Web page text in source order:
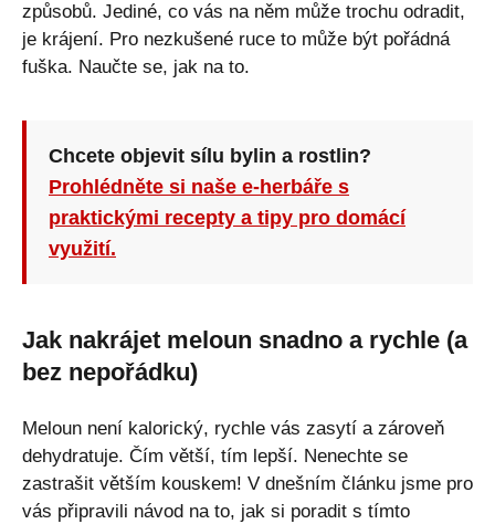
způsobů. Jediné, co vás na něm může trochu odradit,
je krájení. Pro nezkušené ruce to může být pořádná
fuška. Naučte se, jak na to.
Chcete objevit sílu bylin a rostlin?
Prohlédněte si naše e-herbáře s
praktickými recepty a tipy pro domácí
využití.
Jak nakrájet meloun snadno a rychle (a
bez nepořádku)
Meloun není kalorický, rychle vás zasytí a zároveň
dehydratuje. Čím větší, tím lepší. Nenechte se
zastrašit větším kouskem! V dnešním článku jsme pro
vás připravili návod na to, jak si poradit s tímto